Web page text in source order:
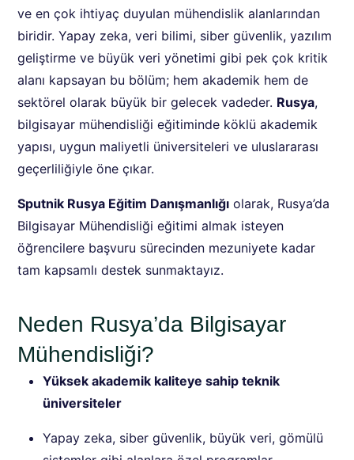
ve en çok ihtiyaç duyulan mühendislik alanlarından
biridir. Yapay zeka, veri bilimi, siber güvenlik, yazılım
geliştirme ve büyük veri yönetimi gibi pek çok kritik
alanı kapsayan bu bölüm; hem akademik hem de
sektörel olarak büyük bir gelecek vadeder. Rusya,
bilgisayar mühendisliği eğitiminde köklü akademik
yapısı, uygun maliyetli üniversiteleri ve uluslararası
geçerliliğiyle öne çıkar.
Sputnik Rusya Eğitim Danışmanlığı olarak, Rusya’da
Bilgisayar Mühendisliği eğitimi almak isteyen
öğrencilere başvuru sürecinden mezuniyete kadar
tam kapsamlı destek sunmaktayız.
Neden Rusya’da Bilgisayar
Mühendisliği?
Yüksek akademik kaliteye sahip teknik
üniversiteler
Yapay zeka, siber güvenlik, büyük veri, gömülü